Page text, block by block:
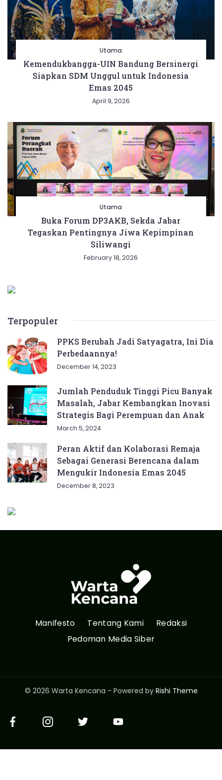
Utama
Kemendukbangga-UIN Bandung Bersinergi
Siapkan SDM Unggul untuk Indonesia
Emas 2045
April 9, 2026
Utama
Buka Forum DP3AKB, Sekda Jabar
Tegaskan Pentingnya Jiwa Kepimpinan
Siliwangi
February 18, 2026
Terpopuler
PPKS Berubah Jadi Satyagatra, Ini Dia
Perbedaannya!
December 14, 2023
Jumlah Penduduk Tinggi Picu Banyak
Masalah, Jabar Kembangkan Inovasi
Strategis Bagi Perempuan dan Anak
March 5, 2024
Peran Aktif dan Kolaborasi Remaja
Sebagai Generasi Berencana dalam
Mengukir Indonesia Emas 2045
December 8, 2023
Manifesto Tentang Kami
Redaksi
Pedoman Media Siber
© 2026 Warta Kencana - Powered by Rishi Theme